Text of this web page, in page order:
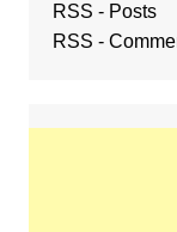
RSS - Posts
RSS -